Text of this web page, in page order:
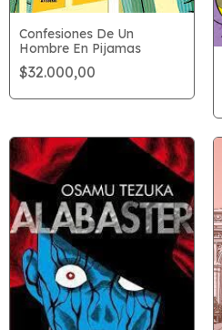
Confesiones De Un
Hombre En Pijamas
$32.000,00